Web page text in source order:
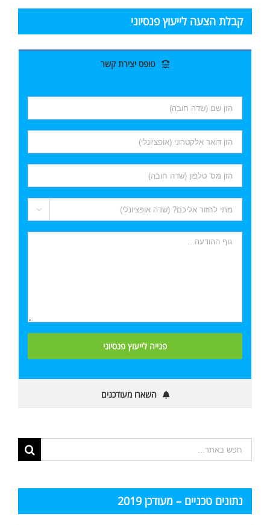
קבלת הצעה לייעוץ פנסיוני
טופס יצירת קשר

השארו מעודכנים
תוצאות
החיפוש
נתונים טכניים – מעודכן 2019